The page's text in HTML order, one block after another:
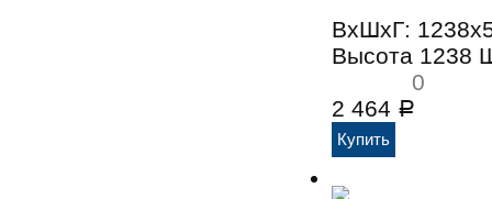
ВхШхГ:
Высота 1238
0
2 464 Р